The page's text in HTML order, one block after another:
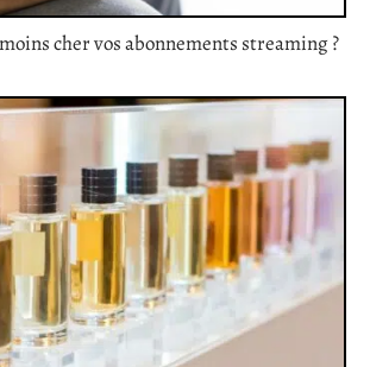
cher vos abonnements streaming ?